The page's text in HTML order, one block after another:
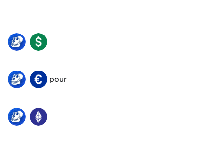
APE USD
APE EUR pour
APE ETH